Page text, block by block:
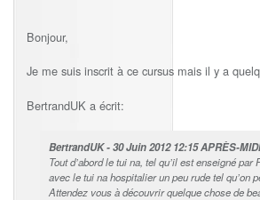
Bonjour,
Je me suis inscrit à ce cursus mais il y a
BertrandUK a écrit:
BertrandUK - 30 Juin 2012 12:15 APRÈS-MIDI
Tout d’abord le tui na, tel qu’il est enseigné
avec le tui na hospitalier un peu rude tel qu’on
Attendez vous à découvrir quelque chose de